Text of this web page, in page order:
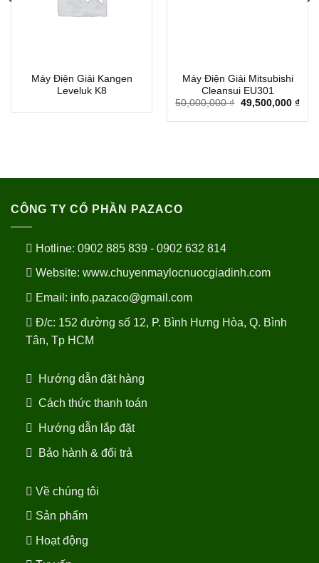
Máy Điện Giải Kangen
Leveluk K8
Máy Điện Giải Mitsubishi
Cleansui EU301
50,000,000₫ 49,500,000 ₫
CÔNG TY CỔ PHẦN PAZACO
Hotline: 0902 885 839 - 0902 632 814
Website: www.chuyenmaylocnuocgiadinh.com
Email: info.pazaco@gmail.com
Đ/c: 152 đường số 12, P. Bình Hưng Hòa, Q. Bình
Tân, Tp HCM
Hướng dẫn đặt hàng
Cách thức thanh toán
Hướng dẫn lắp đặt
Bảo hành & đổi trả
Về chúng tôi
Sản phẩm
Hoạt động